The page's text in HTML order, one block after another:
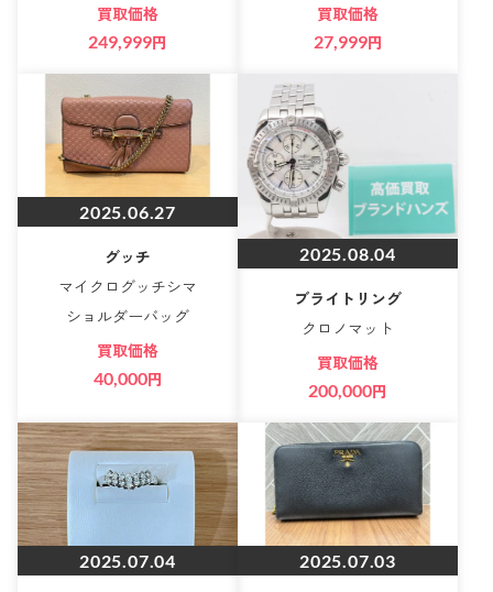
買取価格
249,999円
買取価格
27,999円
2025.06.27
グッチ
マイクログッチシマ
ショルダーバッグ
買取価格
40,000円
2025.08.04
ブライトリング
クロノマット
買取価格
200,000円
2025.07.04 2025.07.03